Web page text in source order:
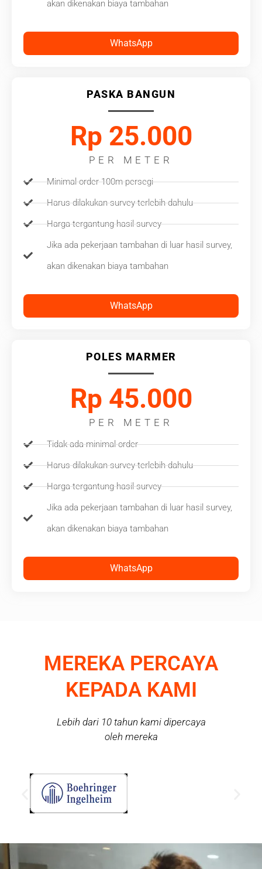
akan dikenakan biaya tambahan
WhatsApp
PASKA BANGUN
Rp 25.000
PER METER
Minimal order 100m persegi
Harus dilakukan survey terlebih dahulu
Harga tergantung hasil survey
Jika ada pekerjaan tambahan di luar hasil survey,
akan dikenakan biaya tambahan
WhatsApp
POLES MARMER
Rp 45.000
PER METER
Tidak ada minimal order
Harus dilakukan survey terlebih dahulu
Harga tergantung hasil survey
Jika ada pekerjaan tambahan di luar hasil survey,
akan dikenakan biaya tambahan
WhatsApp
MEREKA PERCAYA
KEPADA KAMI
Lebih dari 10 tahun kami dipercaya
oleh mereka